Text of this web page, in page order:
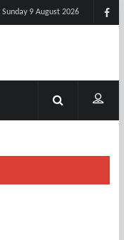
Sunday 9 August 2026